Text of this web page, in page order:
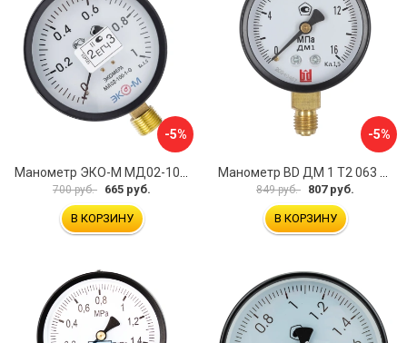
-5%
700 руб. 665 руб.
В КОРЗИНУ
-5%
849 руб. 807 руб.
В КОРЗИНУ